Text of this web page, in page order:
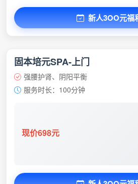
新人3OO元福
固本培元SPA-上门
强腰护肾、阴阳平衡
服务时长：100分钟
现价698元